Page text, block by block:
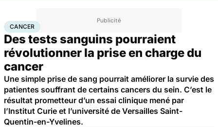
AccueilSanté Cancer
CANCER
Des tests sanguins pourraient
révolutionner la prise en charge du
cancer
Une simple prise de sang pourrait améliorer la survie des
patientes souffrant de certains cancers du sein. C’est le
résultat prometteur d’un essai clinique mené par
l’Institut Curie et l’université de Versailles Saint-
Quentin-en-Yvelines.